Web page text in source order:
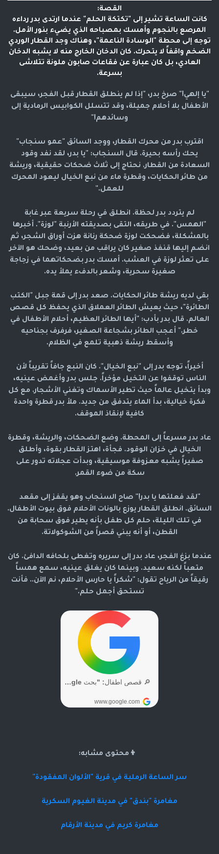
القصة:
كانت الساعة تشير إلى "تكتكة الحلم" عندما ارتدى بدر رداءه
المرصع بالنجوم وأمسك بمصباحه الذي يضيء بنور الأمل.
توجه إلى محطة "الوسادة الناعمة"، وهناك وجد القطار الوردي
الضخم واقفاً لا يتحرك. كان الدخان الخارج منه لا يشبه الدخان
العادي، بل كان عبارة عن فقاعات صابون ملونة تتلاشى
بسرعة.
"يا إلهي!" صرخ بدر، "إذا لم ينطلق القطار قبل الفجر، سيبقى
الأطفال بلا أحلام جميلة، وقد تتسلل الكوابيس الرمادية إلى
وسائدهم!"
اقترب بدر من محرك القطار، ووجد السائق "عمو سنجاب"
يحك رأسه بحيرة. قال السنجاب: "يا بدر، لقد نفد وقود
السعادة من القطار. نحتاج إلى ثلاث ضحكات حقيقية، وريشة
من طائر الحكايات، وقطرة ماء من نبع الخيال ليعود المحرك
للعمل."
لم يتردد بدر لحظة. انطلق في رحلة سريعة عبر غابة
"الهمس". في طريقه، التقى بصديقته الأرنبة "لوزة". أخبرها
بالمشكلة، فضحكت لوزة ضحكة رنانة هزت أوراق الشجر، ثم
انضم إليها قنفذ صغير كان يراقب من بعيد، وضحك هو الآخر
على تعثر لوزة في العشب. أمسك بدر بضحكاتهما في زجاجة
صغيرة سحرية، وشعر بالدفء يملأ يده.
بقي لديه ريشة طائر الحكايات. صعد بدر إلى قمة جبل "الكتب
الطائرة"، حيث يعيش الطائر العملاق الذي يحفظ كل قصص
العالم. قال بدر بأدب: "أيها الطائر العظيم، أحلام الأطفال في
خطر." أعجب الطائر بشجاعة الصغير، فرفرف بجناحيه
وأسقط ريشة ذهبية تلمع في الظلام.
أخيراً، توجه بدر إلى "نبع الخيال". كان النبع جافاً تقريباً لأن
الناس توقفوا عن التخيل مؤخراً. جلس بدر وأغمض عينيه،
وبدأ يتخيل عالماً حيث تطير الأسماك وتغني الأشجار. مع كل
فكرة خيالية، بدأ الماء يتدفق من جديد. ملأ بدر قطرة واحدة
كافية لإنقاذ الموقف.
عاد بدر مسرعاً إلى المحطة. وضع الضحكات، والريشة، وقطرة
الخيال في خزان الوقود. فجأة، اهتز القطار بقوة، وأطلق
صفيراً يشبه معزوفة موسيقية، وبدأت عجلاته تدور على
سكة من ضوء القمر.
"لقد فعلتها يا بدر!" صاح السنجاب وهو يقفز إلى مقعد
السائق. انطلق القطار يوزع بالونات الأحلام فوق بيوت الأطفال.
في تلك الليلة، حلم كل طفل بأنه يطير فوق سحابة من
القطن، أو أنه يبني قصراً من الشوكولاتة.
عندما بزغ الفجر، عاد بدر إلى سريره وتغطى بلحافه الدافئ. كان
متعباً لكنه سعيد. وبينما كان يغلق عينيه، سمع همساً
رقيقاً من الرياح تقول: "شكراً يا حارس الأحلام، نم الآن.. فأنت
تستحق أجمل حلم."
👦محتوى مشابه:
سر الساعة الرملية في قرية "الألوان المفقودة"
مغامرة "بندق" في مدينة الغيوم السكرية
مغامرة كريم في مدينة الأرقام